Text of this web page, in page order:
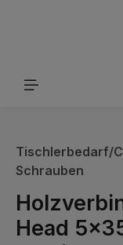
Tischlerbedarf/
Schrauben
Head